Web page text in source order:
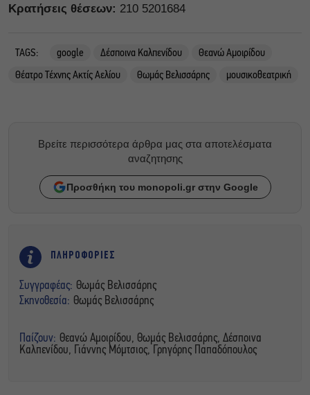
Κρατήσεις θέσεων: 210 5201684
TAGS: google Δέσποινα Καλπενίδου
Θεανώ Αμοιρίδου
Θέατρο Τέχνης Ακτίς Αελίου
Θωμάς Βελισσάρης μουσικοθεατρική
Βρείτε περισσότερα άρθρα μας στα αποτελέσματα
αναζητησης
Προσθήκη του monopoli.gr στην Google
ΠΛΗΡΟΦΟΡΙΕΣ
Συγγραφέας: Θωμάς Βελισσάρης
Σκηνοθεσία: Θωμάς Βελισσάρης
Παίζουν: Θεανώ Αμοιρίδου, Θωμάς Βελισσάρης, Δέσποινα
Καλπενίδου, Γιάννης Μόμτσιος, Γρηγόρης Παπαδόπουλος